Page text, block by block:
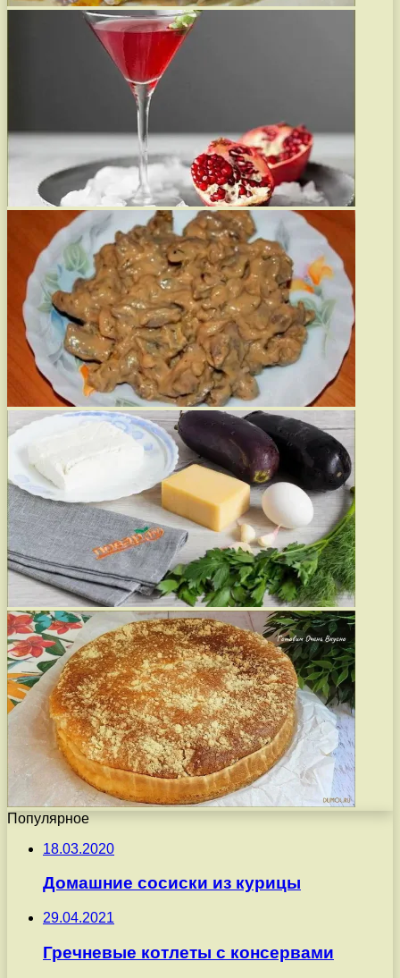
Популярное
18.03.2020
Домашние сосиски из курицы
29.04.2021
Гречневые котлеты с консервами